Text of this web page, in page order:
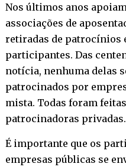
Nos últimos anos
associações de
retiradas de patrocínios
participantes. Das
notícia, nenhuma delas
patrocinados por
mista. Todas foram
patrocinadoras privadas.
É importante que os
empresas públicas se